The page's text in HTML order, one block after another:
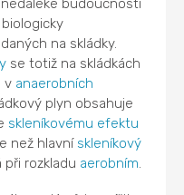
na skládky.
se totiž na skládkách
v anaerobních
plyn obsahuje
skleníkovému efektu
než hlavní skleníkový
při rozkladu aerobním